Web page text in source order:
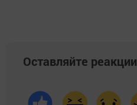
Оставляйте реакции